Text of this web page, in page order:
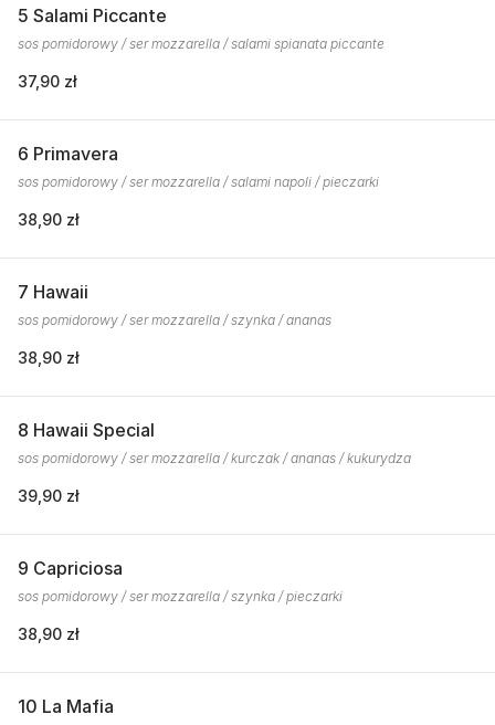
5 Salami Piccante
sos pomidorowy / ser mozzarella / salami spianata piccante
37,90 zł
6 Primavera
sos pomidorowy / ser mozzarella / salami napoli / pieczarki
38,90 zł
7 Hawaii
sos pomidorowy / ser mozzarella / szynka / ananas
38,90 zł
8 Hawaii Special
sos pomidorowy / ser mozzarella / kurczak / ananas / kukurydza
39,90 zł
9 Capriciosa
sos pomidorowy / ser mozzarella / szynka / pieczarki
38,90 zł
10 La Mafia